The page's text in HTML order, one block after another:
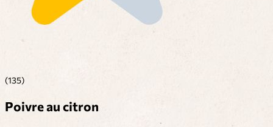
(135)
Poivre au citron